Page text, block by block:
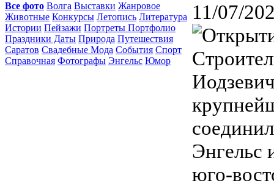
Все фото Волга Выставки Жанровое
Животные Конкурсы Летопись Литература
Истории Пейзажи Портреты Портфолио
Праздники Даты Природа Путешествия
Саратов Свадебные Мода События Спорт
Справочная Фотографы Энгельс Юмор
11/07/
Энгельс
юго-